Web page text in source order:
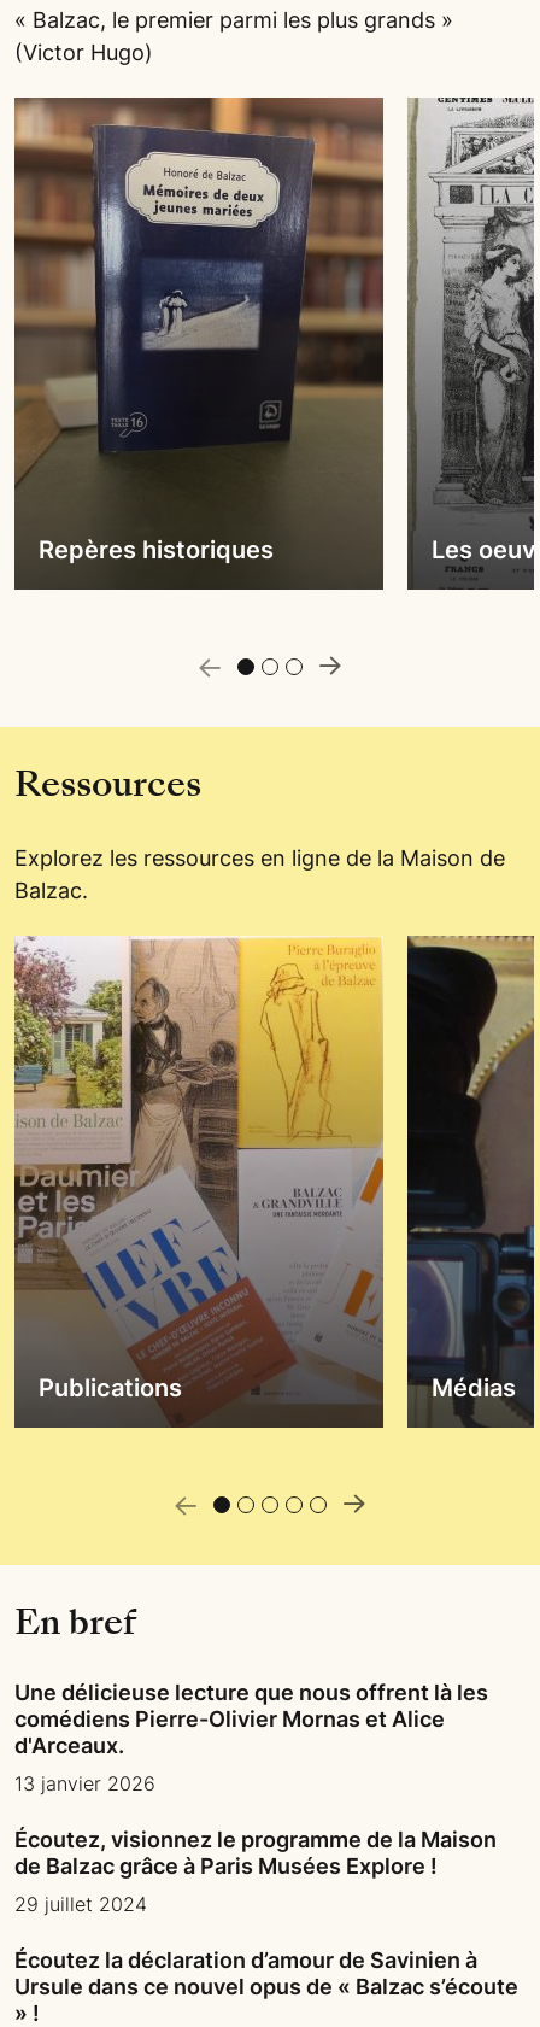
« Balzac, le premier parmi les plus grands »
(Victor Hugo)
Repères historiques Les
Ressources
Explorez les ressources en ligne de la Maison de
Balzac.
Publications Médias
En bref
Une délicieuse lecture que nous offrent là les
comédiens Pierre-Olivier Mornas et Alice
d'Arceaux.
13 janvier 2026
Écoutez, visionnez le programme de la Maison
de Balzac grâce à Paris Musées Explore !
29 juillet 2024
Écoutez la déclaration d’amour de Savinien à
Ursule dans ce nouvel opus de « Balzac s’écoute
» !